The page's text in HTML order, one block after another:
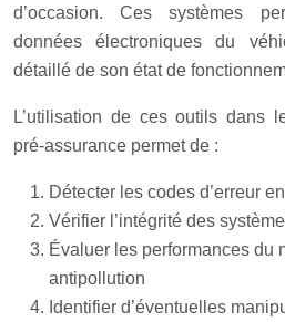
d’occasion. Ces systèmes
données électroniques du
détaillé de son état de
L’utilisation de ces outils dans
pré-assurance permet de :
Détecter les codes d’erreur
Vérifier l’intégrité des
Évaluer les performances du
antipollution
Identifier d’éventuelles